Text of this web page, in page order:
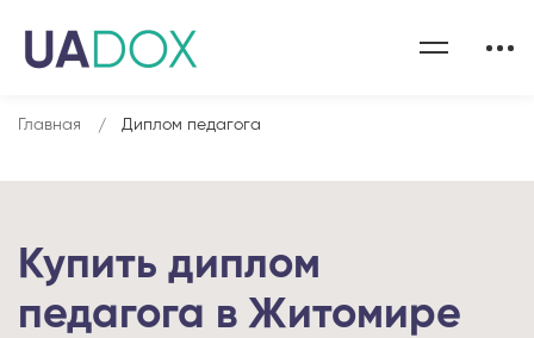
Главная Диплом педагога
Купить диплом
педагога в Житомире